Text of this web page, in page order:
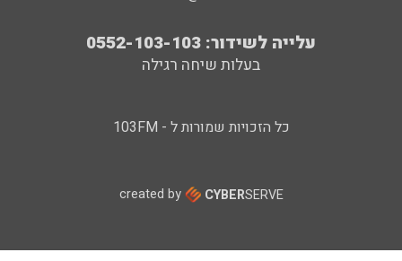
עלייה לשידור: 0552-103-103
בעלות שיחה רגילה
כל הזכויות שמורות ל - 103FM
created by CYBERSERVE